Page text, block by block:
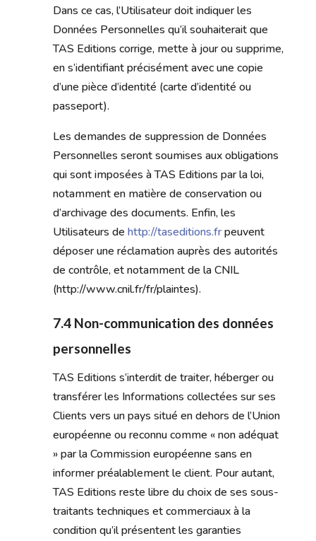
Dans ce cas, l’Utilisateur doit indiquer les
Données Personnelles qu’il souhaiterait que
TAS Editions corrige, mette à jour ou supprime,
en s’identifiant précisément avec une copie
d’une pièce d’identité (carte d’identité ou
passeport).
Les demandes de suppression de Données
Personnelles seront soumises aux obligations
qui sont imposées à TAS Editions par la loi,
notamment en matière de conservation ou
d’archivage des documents. Enfin, les
Utilisateurs de http://taseditions.frpeuvent
déposer une réclamation auprès des autorités
de contrôle, et notamment de la CNIL
(http://www.cnil.fr/fr/plaintes).
7.4 Non-communication des données
personnelles
TAS Editions s’interdit de traiter, héberger ou
transférer les Informations collectées sur ses
Clients vers un pays situé en dehors de l’Union
européenne ou reconnu comme « non adéquat
» par la Commission européenne sans en
informer préalablement le client. Pour autant,
TAS Editions reste libre du choix de ses sous-
traitants techniques et commerciaux à la
condition qu’il présentent les garanties